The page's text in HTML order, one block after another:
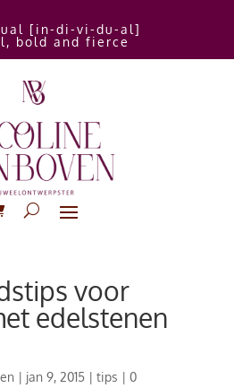
[in-di-vi-du-al]
bold and fierce
voor
edelstenen
| jan 9, 2015| tips | 0